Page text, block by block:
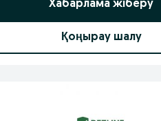
Хабарлама жіберу
Қоңырау шалу